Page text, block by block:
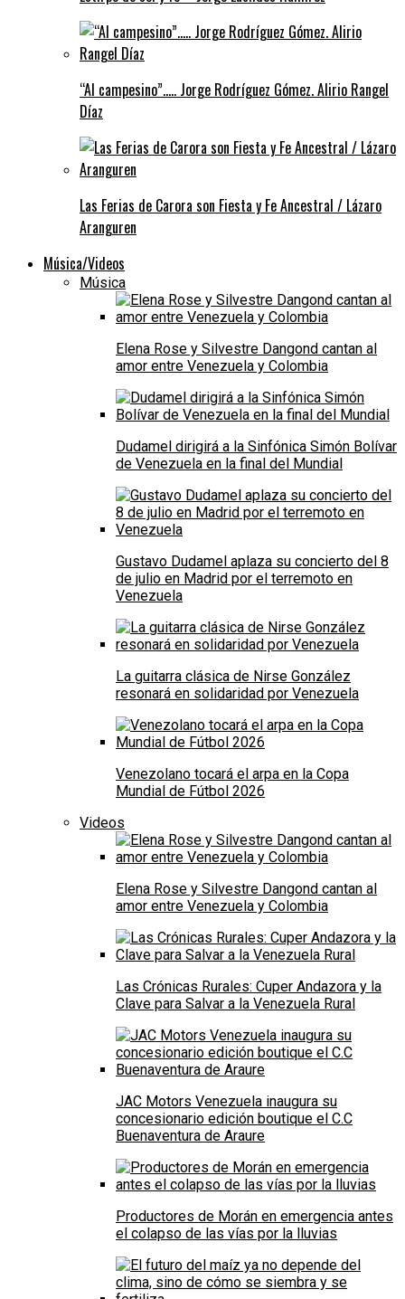
“Al campesino”….. Jorge Rodríguez Gómez. Alirio Rangel
Díaz
Las Ferias de Carora son Fiesta y Fe Ancestral / Lázaro
Aranguren
Música/Videos
Música
Elena Rose y Silvestre Dangond cantan al
amor entre Venezuela y Colombia
Dudamel dirigirá a la Sinfónica Simón Bolívar
de Venezuela en la final del Mundial
Gustavo Dudamel aplaza su concierto del 8
de julio en Madrid por el terremoto en
Venezuela
La guitarra clásica de Nirse González
resonará en solidaridad por Venezuela
Venezolano tocará el arpa en la Copa
Mundial de Fútbol 2026
Videos
Elena Rose y Silvestre Dangond cantan al
amor entre Venezuela y Colombia
Las Crónicas Rurales: Cuper Andazora y la
Clave para Salvar a la Venezuela Rural
JAC Motors Venezuela inaugura su
concesionario edición boutique el C.C
Buenaventura de Araure
Productores de Morán en emergencia antes
el colapso de las vías por la lluvias